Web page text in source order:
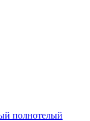
полнотелый